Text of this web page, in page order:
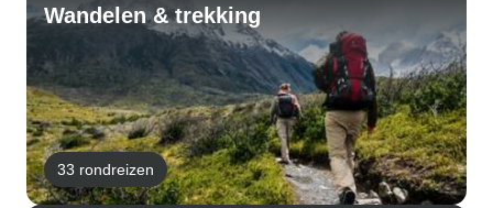
Wandelen & trekking
33 rondreizen